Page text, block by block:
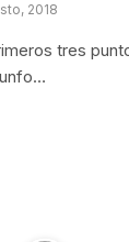
2018
tres